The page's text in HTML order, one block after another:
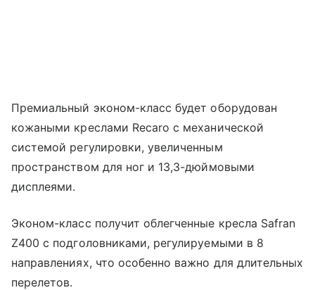
Премиальный эконом-класс будет оборудован
кожаными креслами Recaro с механической
системой регулировки, увеличенным
пространством для ног и 13,3-дюймовыми
дисплеями.
Эконом-класс получит облегченные кресла Safran
Z400 с подголовниками, регулируемыми в 8
направлениях, что особенно важно для длительных
перелетов.